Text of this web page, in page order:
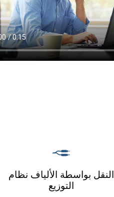
النقل بواسطة الألياف نظام
التوزيع